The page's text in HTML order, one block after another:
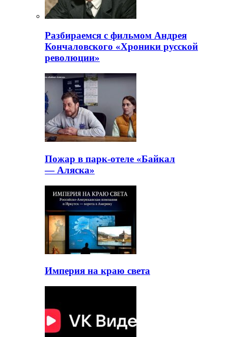
Разбираемся с фильмом Андрея
Кончаловского «Хроники русской
революции»
Пожар в парк-отеле «Байкал
— Аляска»
Империя на краю света